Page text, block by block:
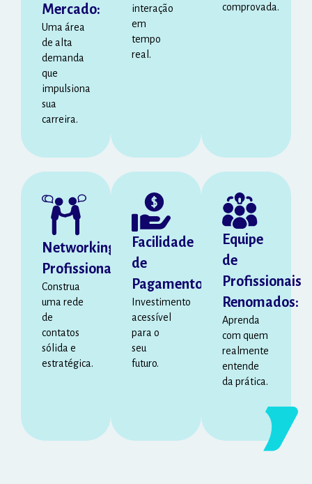
Mercado:
Uma área
de alta
demanda
que
impulsiona
sua
carreira.
interação
em
tempo
real.
comprovada.
Networking
Profissional:
Construa
uma rede
de
contatos
sólida e
estratégica.
Facilidade
de
Pagamento:
Investimento
acessível
para o
seu
futuro.
Equipe
de
Profissionais
Renomados:
Aprenda
com quem
realmente
entende
da prática.